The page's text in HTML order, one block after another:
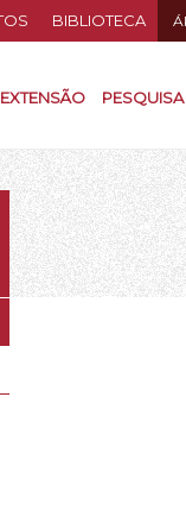
BIBLIOTECA
PESQUISA